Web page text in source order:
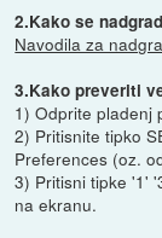
2.Kako se
Navodila za
3.Kako preveriti
1) Odprite pladenj
2) Pritisnite tipko
Preferences (oz.
3) Pritisni tipke '1'
na ekranu.